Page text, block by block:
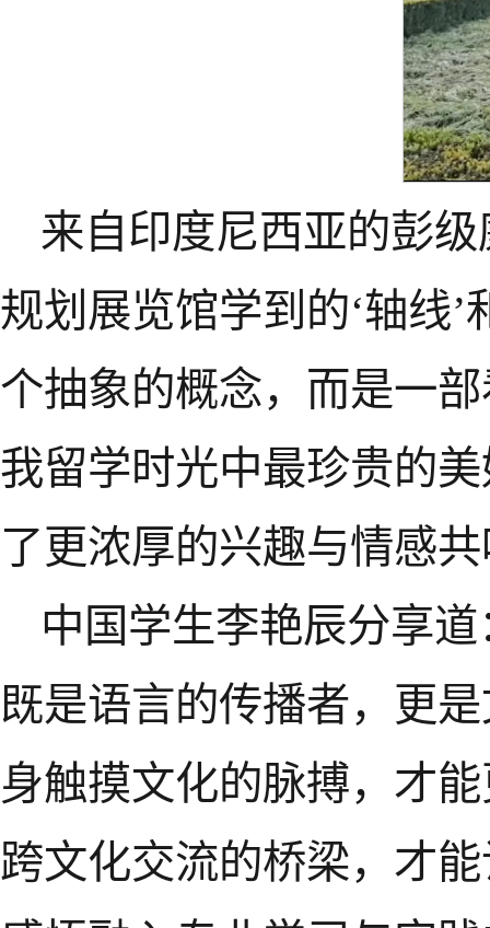
来自印度尼西亚的彭
规划展览馆学到的‘轴线
个抽象的概念，而是一
我留学时光中最珍贵的
了更浓厚的兴趣与情感共
中国学生李艳辰分享
既是语言的传播者，更
身触摸文化的脉搏，才
跨文化交流的桥梁，才